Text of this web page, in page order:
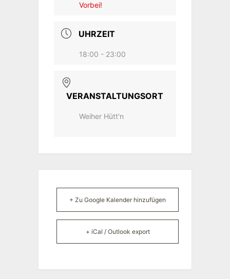
Vorbei!
UHRZEIT
18:00 - 23:00
VERANSTALTUNGSORT
Weiher Hütt'n
+ Zu Google Kalender hinzufügen
+ iCal / Outlook export